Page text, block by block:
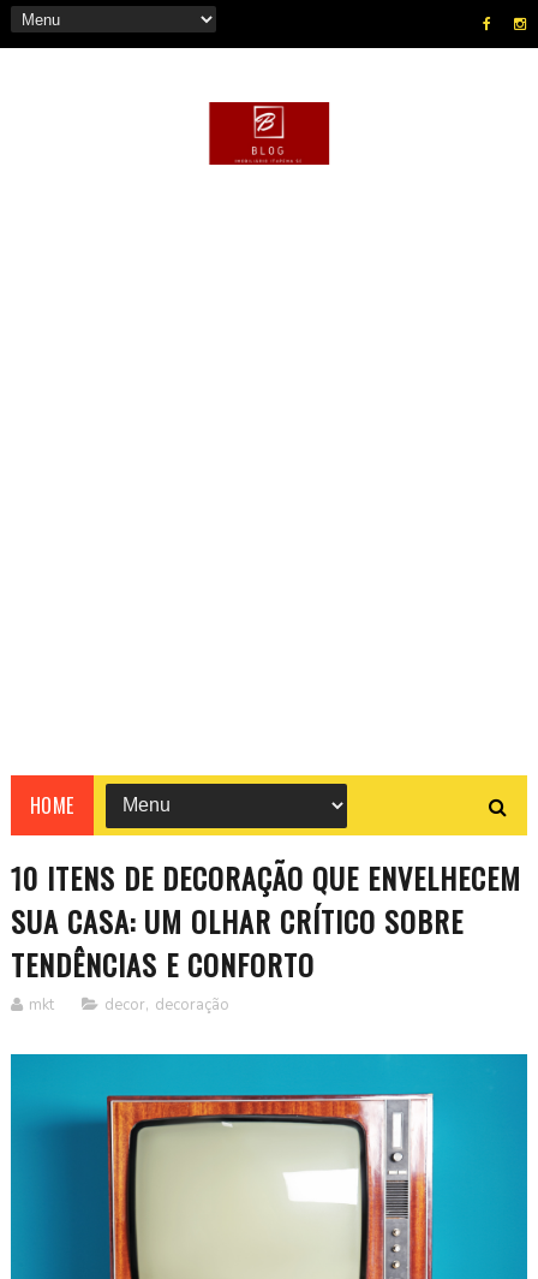
HOME
10 ITENS DE DECORAÇÃO QUE ENVELHECEM
SUA CASA: UM OLHAR CRÍTICO SOBRE
TENDÊNCIAS E CONFORTO
mkt decor, decoração